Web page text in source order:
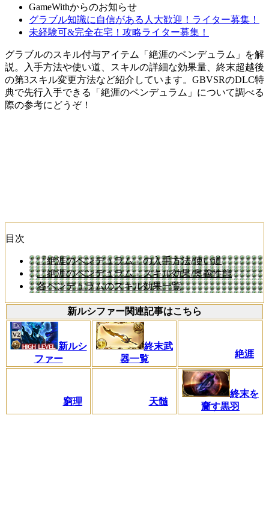
GameWithからのお知らせ
グラブル知識に自信がある人大歓迎！ライター募集！
未経験可&完全在宅！攻略ライター募集！
グラブルのスキル付与アイテム「絶涯のペンデュラム」を解
説。入手方法や使い道、スキルの詳細な効果量、終末超越後
の第3スキル変更方法など紹介しています。GBVSRのDLC特
典で先行入手できる「絶涯のペンデュラム」について調べる
際の参考にどうぞ！
目次
「絶涯のペンデュラム」の入手方法/使い道
「絶涯のペンデュラム」スキル効果/奥義性能
各ペンデュラムのスキル効果一覧
新ルシファー関連記事はこちら
新ルシ
ファー
終末武
器一覧
絶涯
窮理 天髄
終末を
齎す黒羽